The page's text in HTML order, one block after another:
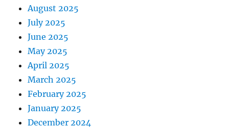
August 2025
July 2025
June 2025
May 2025
April 2025
March 2025
February 2025
January 2025
December 2024